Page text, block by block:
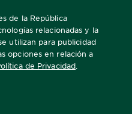
de la República
relacionadas y la
utilizan para publicidad
opciones en relación a
de Privacidad